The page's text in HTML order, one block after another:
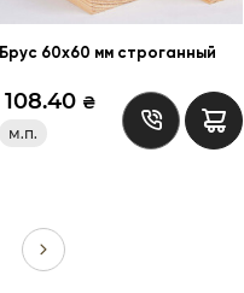
Брус 60х60 мм строганный
₴
108.40
м.п.